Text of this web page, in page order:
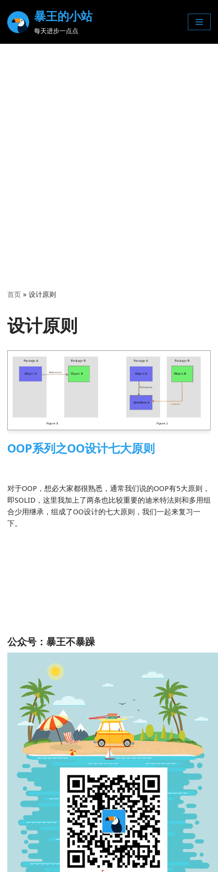
Skip
暴王的小站
每天进步一点点
首页 » 设计原则
设计原则
OOP系列之OO设计七大原则
对于OOP，想必大家都很熟悉，通常我们说的OOP有5大原则，
即SOLID，这里我加上了两条也比较重要的迪米特法则和多用组
合少用继承，组成了OO设计的七大原则，我们一起来复习一
下。
公众号：暴王不暴躁